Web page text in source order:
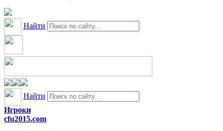
Найти
Найти
Игроки
cfu2015.com